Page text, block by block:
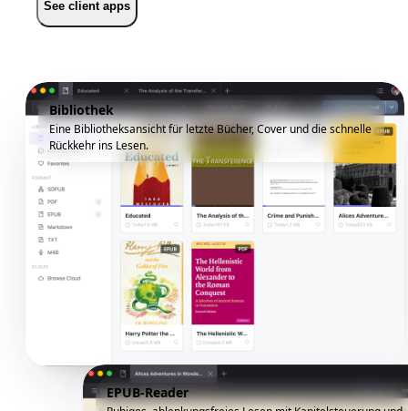
See client apps
Bibliothek
Eine Bibliotheksansicht für letzte Bücher, Cover und die schnelle
Rückkehr ins Lesen.
EPUB-Reader